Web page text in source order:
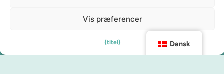
Vis præferencer
{titel} Dansk